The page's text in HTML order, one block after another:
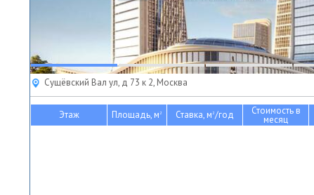
Сущёвский Вал ул, д 73 к 2, Москва
Этаж Площадь, м2 Ставка, м2/год Стоимость в
месяц